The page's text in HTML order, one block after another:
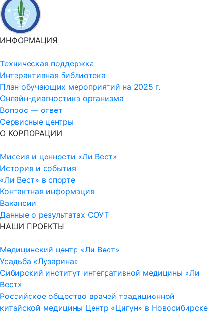
ИНФОРМАЦИЯ
Техническая поддержка
Интерактивная библиотека
План обучающих мероприятий на 2025 г.
Онлайн-диагностика организма
Вопрос — ответ
Сервисные центры
О КОРПОРАЦИИ
Миссия и ценности «Ли Вест»
История и события
«Ли Вест» в спорте
Контактная информация
Вакансии
Данные о результатах СОУТ
НАШИ ПРОЕКТЫ
Медицинский центр «Ли Вест»
Усадьба «Лузарина»
Сибирский институт интегративной медицины «Ли
Вест»
Российское общество врачей традиционной
китайской медицины Центр «Цигун» в Новосибирске